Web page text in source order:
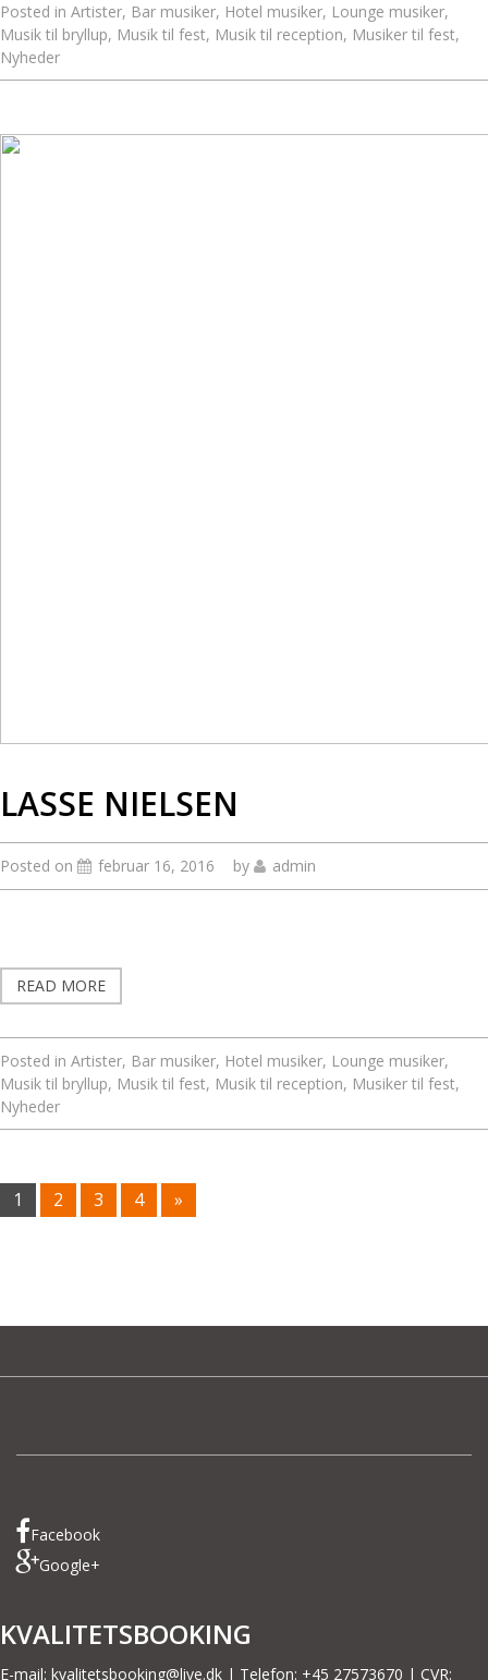
Posted in Artister, Bar musiker, Hotel musiker, Lounge musiker,
Musik til bryllup, Musik til fest, Musik til reception, Musiker til fest,
Nyheder
LASSE NIELSEN
Posted on februar 16, 2016 by admin
READ MORE
Posted in Artister, Bar musiker, Hotel musiker, Lounge musiker,
Musik til bryllup, Musik til fest, Musik til reception, Musiker til fest,
Nyheder
P
E
:
1 2 3 4 »
Facebook
Google+
KVALITETSBOOKING
E-mail: kvalitetsbooking@live.dk | Telefon: +45 27573670 | CVR: